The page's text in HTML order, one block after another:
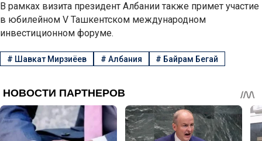
В рамках визита президент Албании также примет участие
в юбилейном V Ташкентском международном
инвестиционном форуме.
# Шавкат Мирзиёев # Албания # Байрам Бегай